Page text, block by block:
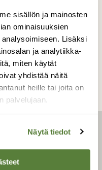
sisällön ja mainosten
ominaisuuksien
Lisäksi
ja analytiikka-
miten käytät
yhdistää näitä
heille tai joita on
palvelujaan.
Näytä tiedot